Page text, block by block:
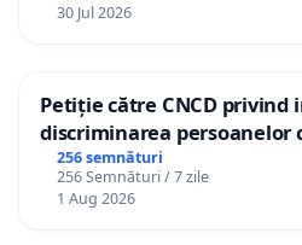
30 Jul 2026
Petiție către CNCD
discriminarea persoanelor
către utilizatorul TikTok
256 semnături
256 Semnături / 7 zile
1 Aug 2026